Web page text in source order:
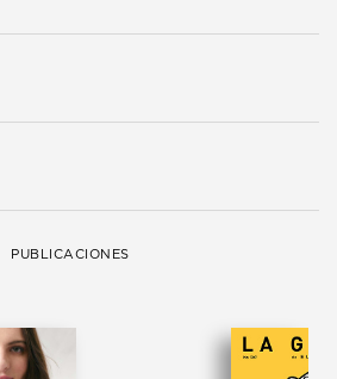
PUBLICACIONES